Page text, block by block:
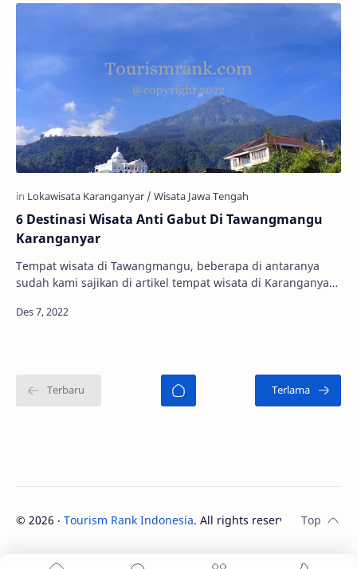
6 Destinasi Wisata Anti Gabut Di Tawangmangu
Karanganyar
Tempat wisata di Tawangmangu, beberapa di antaranya
sudah kami sajikan di artikel tempat wisata di Karanganyar.
© 2026 ‧ Tourism Rank Indonesia. All rights reserved.